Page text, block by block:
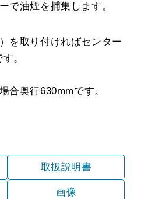
¥5,720（税抜価格 ￥
¥7,370（税抜価格 ￥
¥32,560（税抜価格 ￥
¥32,560（税抜価格 ￥
¥36,630（税抜価格 ￥
¥49,830（税抜価格 ￥
¥49,830（税抜価格 ￥
ールできます
で油煙を捕集します。
を取り付ければセンター
。
合奥行630mmです。
取扱説明書
画像